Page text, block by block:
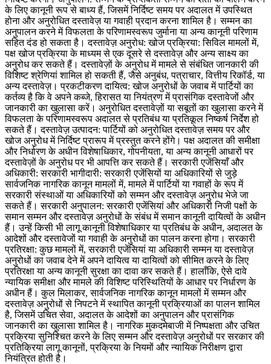
के लिए कानूनी रूप से बाध्य हैं, जिसमें निर्दिष्ट समय पर अदालत में उपस्थित
होना और अनुरोधित दस्तावेज़ या गवाही प्रदान करना शामिल है। सम्मन का
अनुपालन करने में विफलता के परिणामस्वरूप जुर्माना या अन्य कानूनी परिणाम
सहित दंड हो सकता है। दस्तावेज़ अनुरोध: खोज प्रक्रिया: सिविल मामलों में,
पक्ष खोज प्रक्रिया के माध्यम से एक दूसरे से दस्तावेज़ और अन्य साक्ष्य का
अनुरोध कर सकते हैं। दस्तावेज़ों के अनुरोध में मामले से संबंधित जानकारी की
विशिष्ट श्रेणियां शामिल हो सकती हैं, जैसे अनुबंध, पत्राचार, वित्तीय रिकॉर्ड, या
अन्य दस्तावेज़। प्रकटीकरण दायित्व: खोज अनुरोधों के जवाब में पार्टियों का
कर्तव्य है कि वे अपने कब्जे, हिरासत या नियंत्रण में प्रासंगिक दस्तावेजों और
जानकारी का खुलासा करें। अनुरोधित दस्तावेज़ों या सबूतों का खुलासा करने में
विफलता के परिणामस्वरूप अदालत से प्रतिबंध या प्रतिकूल निष्कर्ष निर्देश हो
सकते हैं। दस्तावेज़ उत्पादन: पार्टियों को अनुरोधित दस्तावेज़ समय पर और
खोज अनुरोध में निर्दिष्ट प्रारूप में प्रस्तुत करने होंगे। पक्ष अदालत की समीक्षा
और निर्धारण के अधीन विशेषाधिकार, गोपनीयता, या अन्य कानूनी आधारों पर
दस्तावेज़ों के अनुरोध पर भी आपत्ति कर सकते हैं। सरकारी एजेंसियाँ और
अधिकारी: सरकारी भागीदारी: सरकारी एजेंसियों या अधिकारियों से जुड़े
सार्वजनिक नागरिक कानून मामलों में, मामले में पार्टियों या गवाहों के रूप में
सरकारी संस्थाओं या अधिकारियों को सम्मन और दस्तावेज़ अनुरोध भेजे जा
सकते हैं। सरकारी अनुपालन: सरकारी एजेंसियां और अधिकारी निजी पक्षों के
समान सम्मन और दस्तावेज़ अनुरोधों के संबंध में समान कानूनी दायित्वों के अधीन
हैं। उन्हें किसी भी लागू कानूनी विशेषाधिकार या प्रतिबंध के अधीन, अदालत के
आदेशों और दस्तावेजों या गवाही के अनुरोधों का पालन करना होगा। सरकारी
प्रतिरक्षा: कुछ मामलों में, सरकारी एजेंसियां या अधिकारी सम्मन या दस्तावेज़
अनुरोधों का जवाब देने में अपने दायित्व या दायित्वों को सीमित करने के लिए
प्रतिरक्षा या अन्य कानूनी सुरक्षा का दावा कर सकते हैं। हालाँकि, ऐसे दावे
न्यायिक समीक्षा और मामले की विशिष्ट परिस्थितियों के आधार पर निर्धारण के
अधीन हैं। कुल मिलाकर, सार्वजनिक नागरिक कानून मामलों में सम्मन और
दस्तावेज़ अनुरोधों से निपटने में स्थापित कानूनी प्रक्रियाओं का पालन शामिल
है, जिसमें उचित सेवा, अदालत के आदेशों का अनुपालन और प्रासंगिक
जानकारी का खुलासा शामिल है। नागरिक मुकदमेबाजी में निष्पक्षता और उचित
प्रक्रिया सुनिश्चित करने के लिए सम्मन और दस्तावेज़ अनुरोधों पर सरकार की
प्रतिक्रिया लागू कानूनों, प्रक्रिया के नियमों और न्यायिक निरीक्षण द्वारा
नियंत्रित होती है।